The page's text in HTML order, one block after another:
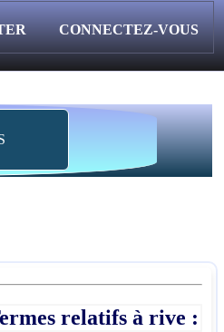
CONNECTEZ-VOUS
relatifs à rive :